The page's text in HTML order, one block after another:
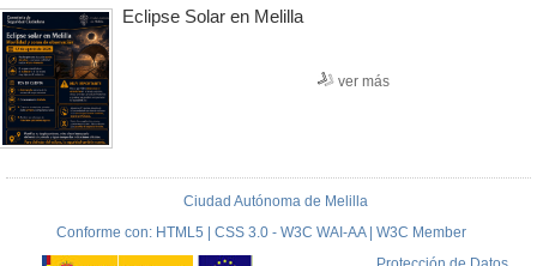
Eclipse Solar en Melilla
ver más
Ciudad Autónoma de Melilla
Conforme con: HTML5 | CSS 3.0 - W3C WAI-AA | W3C Member